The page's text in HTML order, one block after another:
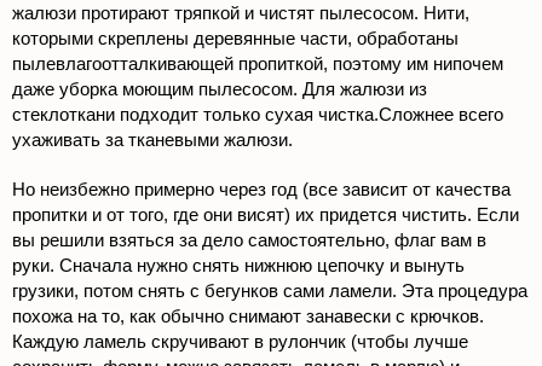
жалюзи протирают тряпкой и чистят пылесосом. Нити,
которыми скреплены деревянные части, обработаны
пылевлагоотталкивающей пропиткой, поэтому им нипочем
даже уборка моющим пылесосом. Для жалюзи из
стеклоткани подходит только сухая чистка.Сложнее всего
ухаживать за тканевыми жалюзи.
Но неизбежно примерно через год (все зависит от качества
пропитки и от того, где они висят) их придется чистить. Если
вы решили взяться за дело самостоятельно, флаг вам в
руки. Сначала нужно снять нижнюю цепочку и вынуть
грузики, потом снять с бегунков сами ламели. Эта процедура
похожа на то, как обычно снимают занавески с крючков.
Каждую ламель скручивают в рулончик (чтобы лучше